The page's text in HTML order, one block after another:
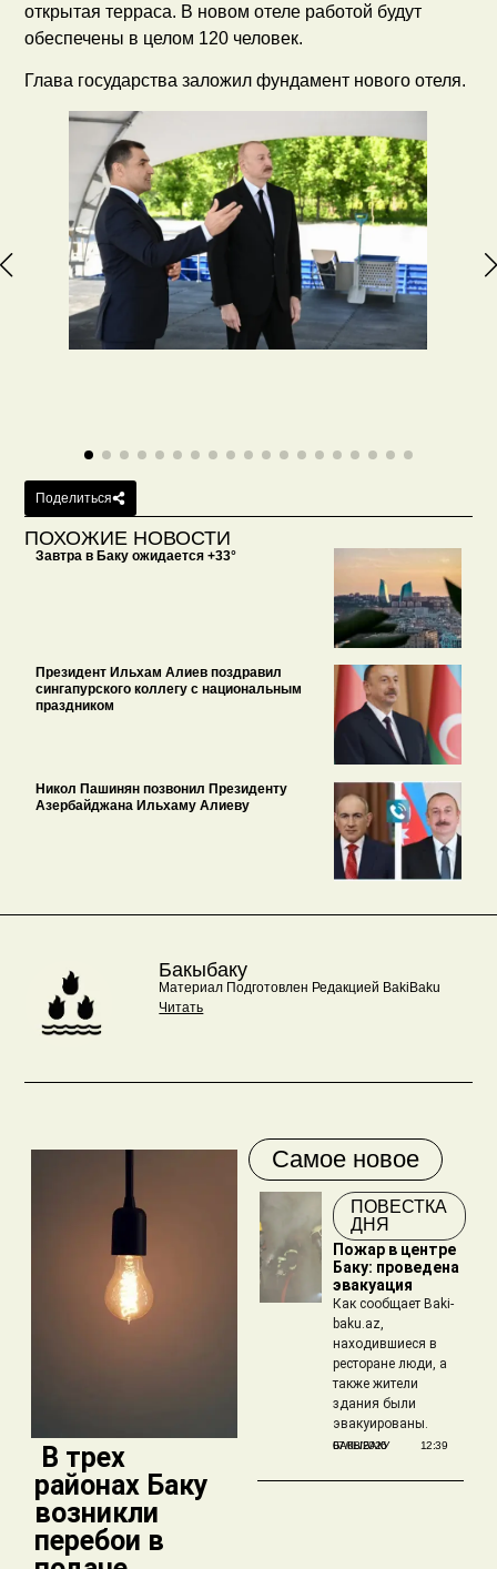
открытая терраса. В новом отеле работой будут
обеспечены в целом 120 человек.
Глава государства заложил фундамент нового отеля.
Поделиться
ПОХОЖИЕ НОВОСТИ
Завтра в Баку ожидается +33°
Президент Ильхам Алиев поздравил
сингапурского коллегу с национальным
праздником
Никол Пашинян позвонил Президенту
Азербайджана Ильхаму Алиеву
Бакыбаку
Материал Подготовлен Редакцией BakiBaku
Читать
​ В трех
районах Баку
возникли
перебои в
Самое новое
ПОВЕСТКА
ДНЯ
Пожар в центре
Баку: проведена
эвакуация
Как сообщает Baki-
baku.az,
находившиеся в
ресторане люди, а
также жители
здания были
эвакуированы.
БАКЫБАКУ
07/08/2026 12:39